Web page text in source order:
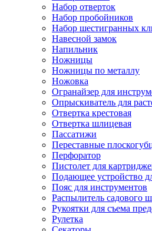
Набор отверток
Набор пробойников
Набор шестигранных
Навесной замок
Напильник
Ножницы
Ножницы по металлу
Ножовка
Огранайзер для
Опрыскиватель для
Отвертка крестовая
Отвертка шлицевая
Пассатижи
Переставные
Перфоратор
Пистолет для
Подающее устройство
Пояс для инструментов
Распылитель садового
Рукоятки для съема
Рулетка